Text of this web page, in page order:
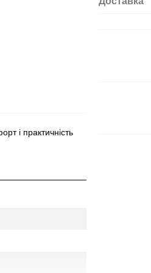
і практичність